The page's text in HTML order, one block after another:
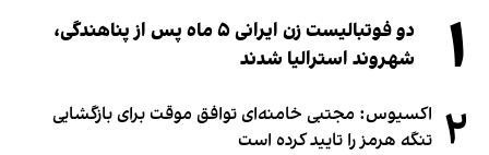
۱
دو فوتبالیست زن ایرانی ۵ ماه پس از پناهندگی،
شهروند استرالیا شدند
۲ اکسیوس: مجتبی خامنه‌ای توافق موقت برای بازگشایی
تنگه هرمز را تایید کرده است